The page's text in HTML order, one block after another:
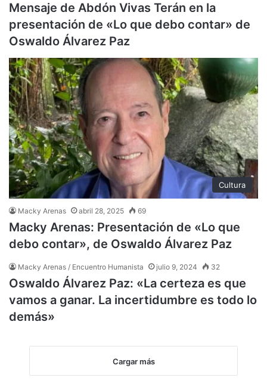
Mensaje de Abdón Vivas Terán en la
presentación de «Lo que debo contar» de
Oswaldo Álvarez Paz
Cultura
Macky Arenas abril 28, 2025 69
Macky Arenas: Presentación de «Lo que
debo contar», de Oswaldo Álvarez Paz
Macky Arenas / Encuentro Humanista julio 9, 2024 32
Oswaldo Álvarez Paz: «La certeza es que
vamos a ganar. La incertidumbre es todo lo
demás»
Cargar más